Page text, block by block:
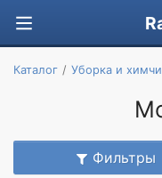
Каталог Уборка и
Фильтры